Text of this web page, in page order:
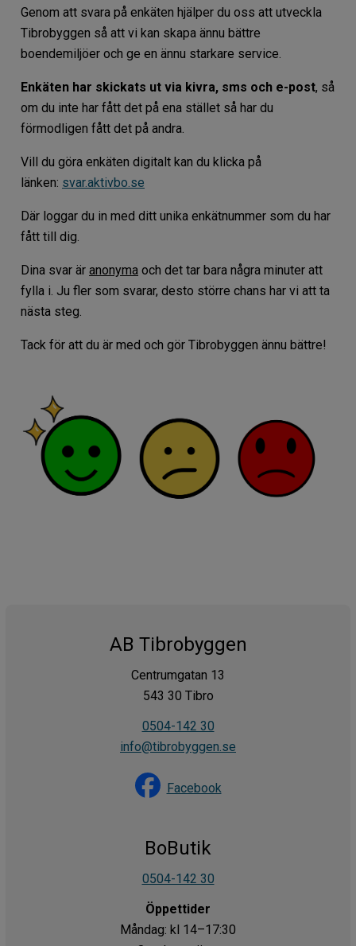
Genom att svara på enkäten hjälper du oss att utveckla
Tibrobyggen så att vi kan skapa ännu bättre
boendemiljöer och ge en ännu starkare service.
Enkäten har skickats ut via kivra, sms och e-post, så
om du inte har fått det på ena stället så har du
förmodligen fått det på andra.
Vill du göra enkäten digitalt kan du klicka på
länken: svar.aktivbo.se
Där loggar du in med ditt unika enkätnummer som du har
fått till dig.
Dina svar är anonyma och det tar bara några minuter att
fylla i. Ju fler som svarar, desto större chans har vi att ta
nästa steg.
Tack för att du är med och gör Tibrobyggen ännu bättre!
AB Tibrobyggen
Centrumgatan 13
543 30 Tibro
0504-142 30
info@tibrobyggen.se
Facebook
BoButik
0504-142 30
Öppettider
Måndag: kl 14–17:30